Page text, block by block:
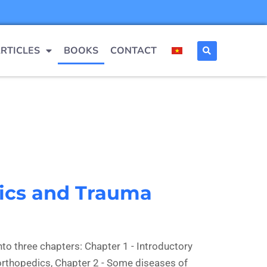
BOOKS CONTACT
and Trauma
three chapters: Chapter 1 - Introductory
Chapter 2 - Some diseases of